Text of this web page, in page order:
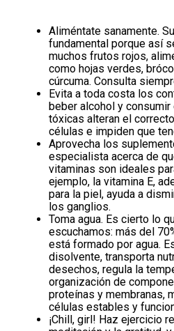
Aliméntate sanamente.
fundamental porque así
muchos frutos rojos,
como hojas verdes,
cúrcuma. Consulta
Evita a toda costa los
beber alcohol y
tóxicas alteran el
células e impiden que
Aprovecha los
especialista acerca de
vitaminas son ideales
ejemplo, la vitamina E,
para la piel, ayuda a
los ganglios.
Toma agua. Es cierto lo
escuchamos: más del
está formado por agua.
disolvente, transporta
desechos, regula la
organización de
proteínas y membranas,
células estables y
¡Chill, girl! Haz ejercicio